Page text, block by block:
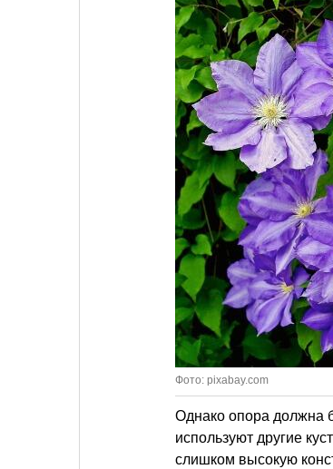
Фото: pixabay.com
Однако опора должна
используют другие
слишком высокую